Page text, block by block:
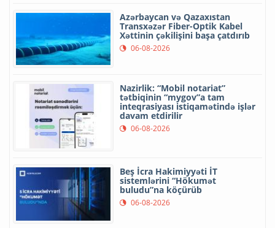
Azərbaycan və Qazaxıstan
Transxəzər Fiber-Optik Kabel
Xəttinin çəkilişini başa çatdırıb
06-08-2026
Nazirlik: “Mobil notariat”
tətbiqinin “mygov”a tam
inteqrasiyası istiqamətində işlər
davam etdirilir
06-08-2026
Beş İcra Hakimiyyəti İT
sistemlərini “Hökumət
buludu”na köçürüb
06-08-2026